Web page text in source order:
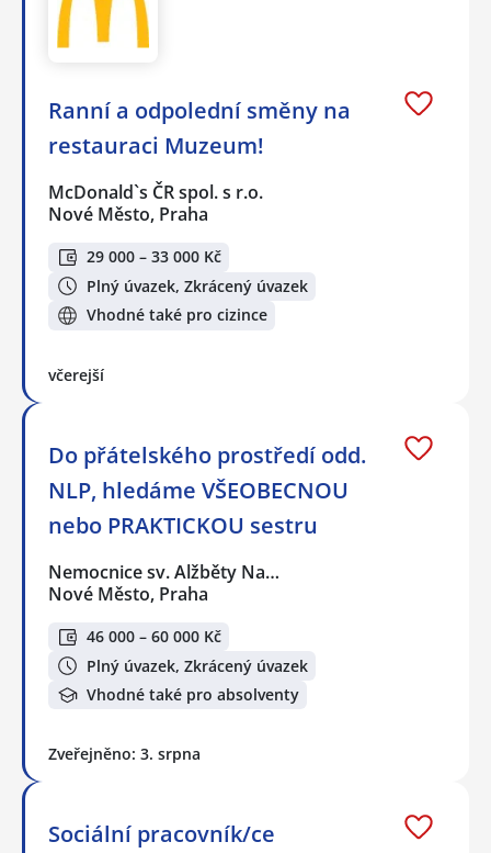
Ranní a odpolední směny na
restauraci Muzeum!
McDonald`s ČR spol. s r.o.
Nové Město, Praha
29 000 – 33 000 Kč
Plný úvazek, Zkrácený úvazek
Vhodné také pro cizince
včerejší
Do přátelského prostředí odd.
NLP, hledáme VŠEOBECNOU
nebo PRAKTICKOU sestru
Nemocnice sv. Alžběty Na…
Nové Město, Praha
46 000 – 60 000 Kč
Plný úvazek, Zkrácený úvazek
Vhodné také pro absolventy
Zveřejněno: 3. srpna
Sociální pracovník/ce